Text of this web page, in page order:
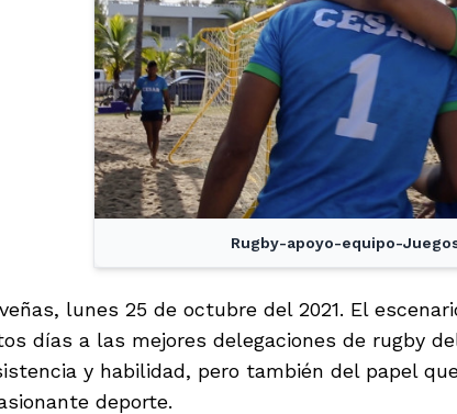
Rugby-apoyo-equipo-
lunes 25 de octubre del 2021. El
días a las mejores delegaciones de rugby
y habilidad, pero también del papel
deporte.